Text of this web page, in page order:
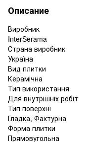
Описание
Виробник
InterSerama
Страна виробник
Україна
Вид плитки
Керамічна
Тип використання
Для внутрішніх робіт
Тип поверхні
Гладка, Фактурна
Форма плитки
Прямовугольна